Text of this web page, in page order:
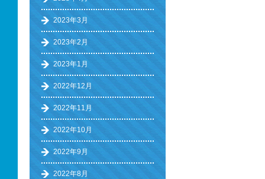
2023年3月
2023年2月
2023年1月
2022年12月
2022年11月
2022年10月
2022年9月
2022年8月